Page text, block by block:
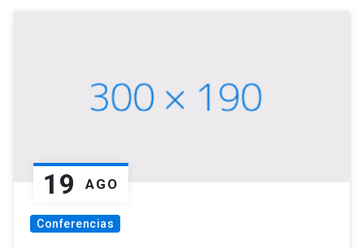
19 AGO
Conferencias